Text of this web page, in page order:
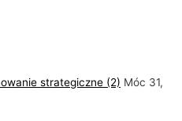
strategiczne (2) Móc 31,